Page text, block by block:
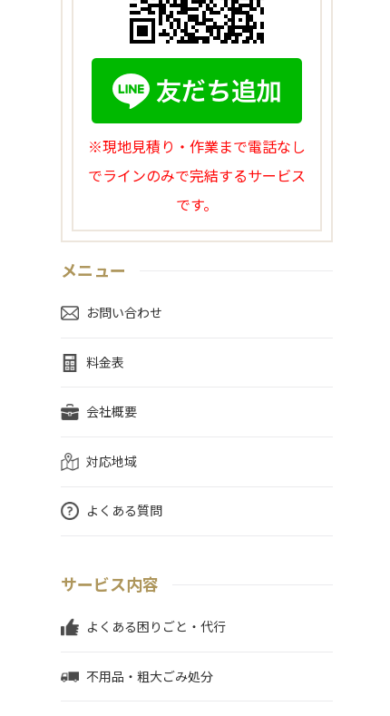
※現地見積り・作業まで電話なし
でラインのみで完結するサービス
です。
メニュー
お問い合わせ
料金表
会社概要
対応地域
よくある質問
サービス内容
よくある困りごと・代行
不用品・粗大ごみ処分